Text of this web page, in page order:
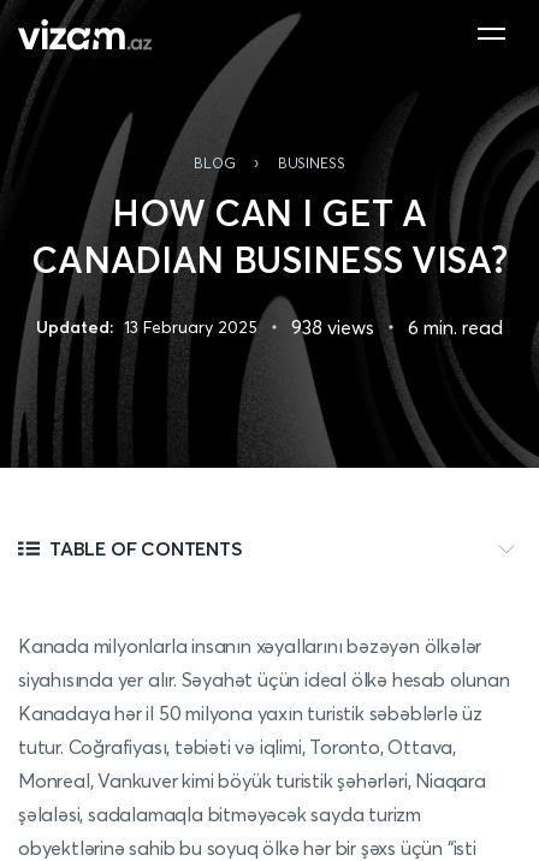
BLOG › BUSINESS
HOW CAN I GET A
CANADIAN BUSINESS VISA?
Updated: 13 February 2025 938 views 6 min. read
TABLE OF CONTENTS
Kanada milyonlarla insanın xəyallarını bəzəyən ölkələr
siyahısında yer alır. Səyahət üçün ideal ölkə hesab olunan
Kanadaya hər il 50 milyona yaxın turistik səbəblərlə üz
tutur. Coğrafiyası, təbiəti və iqlimi, Toronto, Ottava,
Monreal, Vankuver kimi böyük turistik şəhərləri, Niaqara
şəlaləsi, sadalamaqla bitməyəcək sayda turizm
obyektlərinə sahib bu soyuq ölkə hər bir şəxs üçün “isti